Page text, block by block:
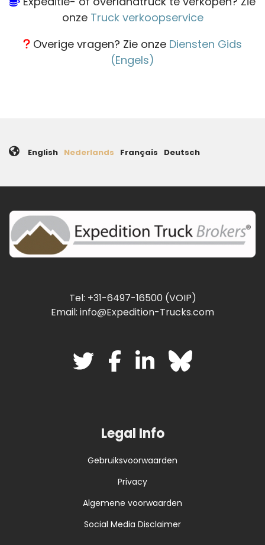
onze Truck verkoopservice
Overige vragen? Zie onze Diensten Gids
(Engels)
English Nederlands Français Deutsch
Tel: +31-6497-16500 (VOIP)
Email: info@Expedition-Trucks.com
Legal Info
Gebruiksvoorwaarden
Privacy
Algemene voorwaarden
Social Media Disclaimer